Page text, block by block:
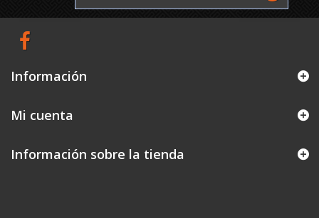
Información
Mi cuenta
Información sobre la tienda